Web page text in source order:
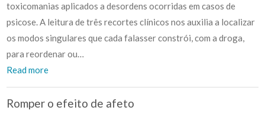
toxicomanias aplicados a desordens ocorridas em casos de
psicose. A leitura de três recortes clínicos nos auxilia a localizar
os modos singulares que cada falasser constrói, com a droga,
para reordenar ou…
Read more
Romper o efeito de afeto